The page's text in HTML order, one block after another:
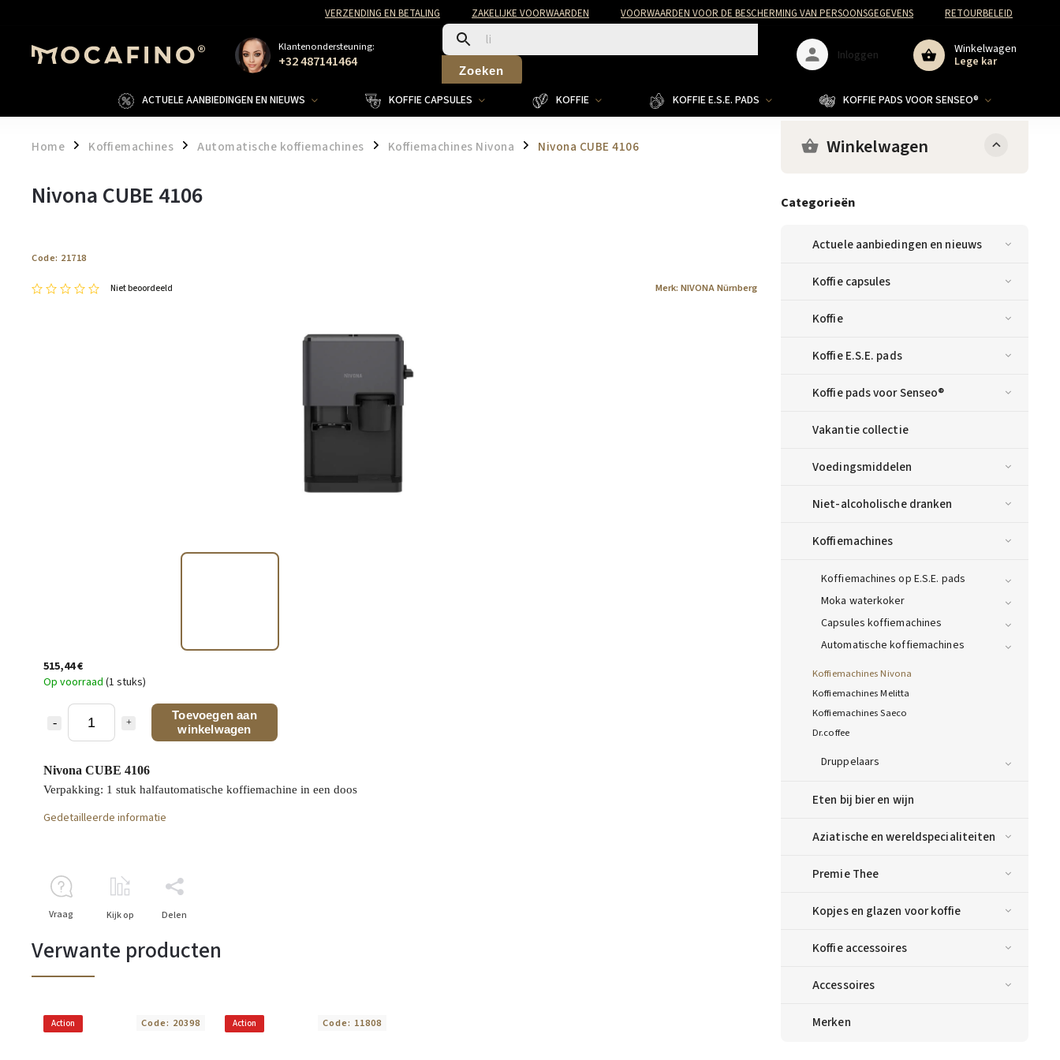
VERZENDING EN BETALING ZAKELIJKE VOORWAARDEN VOORWAARDEN VOOR DE BESCHERMING VAN PERSOONSGEGEVENS RETOURBELEID
Klantenondersteuning:
+32 487141464 Zoeken
Winkelwagen
Lege kar
Inloggen
ACTUELE AANBIEDINGEN EN NIEUWS KOFFIE CAPSULES KOFFIE KOFFIE E.S.E. PADS KOFFIE PADS VOOR SENSEO®
Home / Koffiemachines / Automatische koffiemachines / Koffiemachines Nivona / Nivona CUBE 4106 Winkelwagen
Categorieën
Actuele aanbiedingen en nieuws
Koffie capsules
Koffie
Koffie E.S.E. pads
Koffie pads voor Senseo®
Vakantie collectie
Voedingsmiddelen
Niet-alcoholische dranken
Koffiemachines
Koffiemachines op E.S.E. pads
Moka waterkoker
Capsules koffiemachines
Automatische koffiemachines
Koffiemachines Nivona
Koffiemachines Melitta
Koffiemachines Saeco
Dr.coffee
Druppelaars
Eten bij bier en wijn
Aziatische en wereldspecialiteiten
Premie Thee
Kopjes en glazen voor koffie
Koffie accessoires
Accessoires
Merken
Nivona CUBE 4106
Code: 21718
Niet beoordeeld Merk: NIVONA Nürnberg
515,44 €
Op voorraad (1 stuks)
Toevoegen aan
winkelwagen
Nivona CUBE 4106
Verpakking: 1 stuk halfautomatische koffiemachine in een doos
Gedetailleerde informatie
Vraag Kijk op Delen
Verwante producten
Action Code: 20398 Action Code: 11808